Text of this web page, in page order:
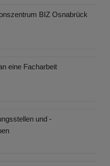
BIZ Osnabrück
eine Facharbeit
und -